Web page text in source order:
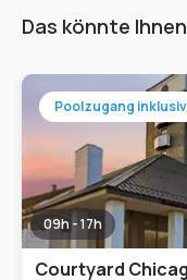
Das könnte
Poolzugang
09h - 17h